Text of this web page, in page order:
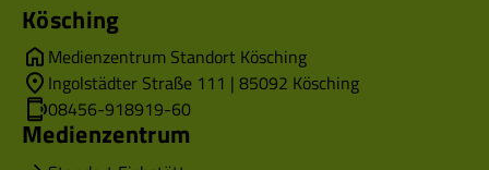
Kösching
Medienzentrum Standort Kösching
Ingolstädter Straße 111 | 85092 Kösching
08456-918919-60
Medienzentrum